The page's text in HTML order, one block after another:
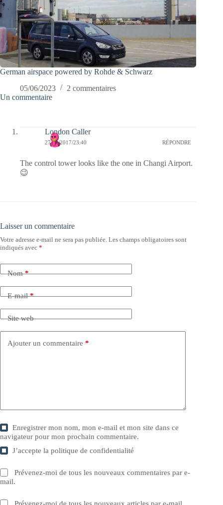
German airspace powered by Rohde & Schwarz
05/06/2023
2 commentaires
Un commentaire
London Caller
27/02/2017/23:40 RÉPONDRE
The control tower looks like the one in Changi Airport.
😉
Laisser un commentaire
Votre adresse e-mail ne sera pas publiée. Les champs obligatoires sont
indiqués avec *
Nom*
E-mail*
Site web
Ajouter un commentaire *
Enregistrer mon nom, mon e-mail et mon site dans ce
navigateur pour mon prochain commentaire.
J’accepte lapolitique de confidentialité
Prévenez-moi de tous les nouveaux commentaires par e-
mail.
Prévenez-moi de tous les nouveaux articles par e-mail.